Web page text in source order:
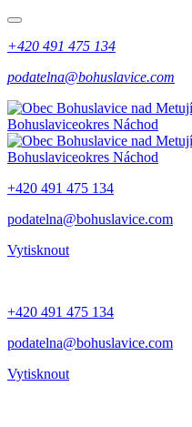
+420 491 475 134
podatelna@bohuslavice.com
Bohuslaviceokres Náchod
Bohuslaviceokres Náchod
+420 491 475 134
podatelna@bohuslavice.com
Vytisknout
+420 491 475 134
podatelna@bohuslavice.com
Vytisknout